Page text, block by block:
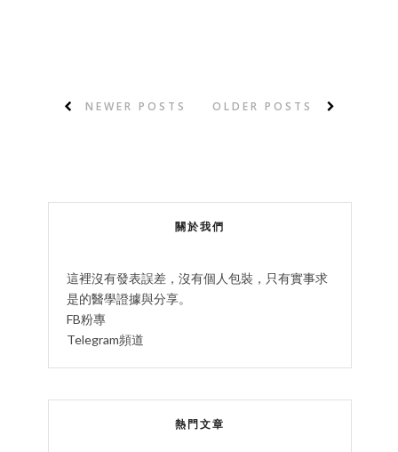
NEWER POSTS OLDER POSTS
關於我們
這裡沒有發表誤差，沒有個人包裝，只有實事求
是的醫學證據與分享。
FB粉專
Telegram頻道
熱門文章